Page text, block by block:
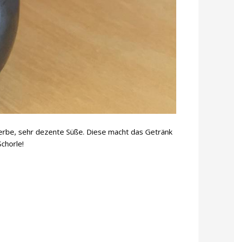
sehr dezente Süße. Diese macht das Getränk